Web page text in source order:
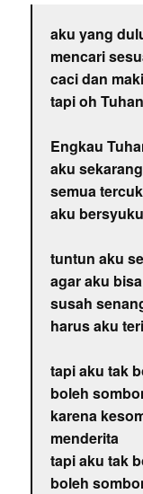
aku yang
mencari
caci dan
tapi oh
Engkau
aku
semua
aku
tuntun aku
agar aku
susah
harus aku
tapi aku tak
boleh
karena
menderita
tapi aku tak
boleh